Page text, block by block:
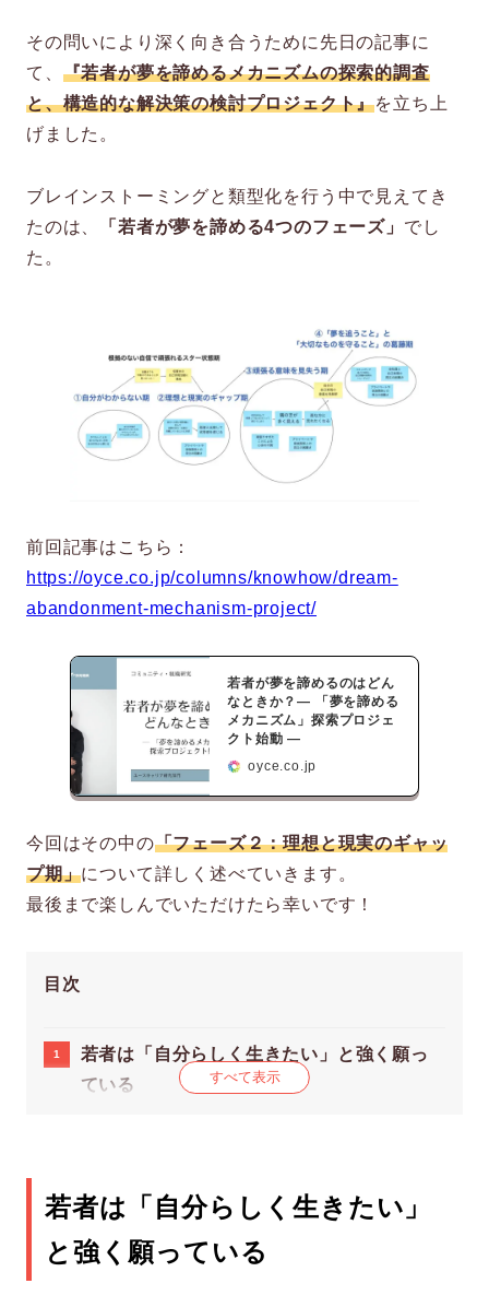
その問いにより深く向き合うために先日の記事に
て、 『若者が夢を諦めるメカニズムの探索的調査
と、構造的な解決策の検討プロジェクト』を立ち上
げました。
ブレインストーミングと類型化を行う中で見えてき
たのは、
「若者が夢を諦める4つのフェーズ」 でし
た。
前回記事はこちら：
https://oyce.co.jp/columns/knowhow/dream-
abandonment-mechanism-project/
若者が夢を諦めるのはどん
なときか？― 「夢を諦める
メカニズム」探索プロジェ
クト始動 ―
oyce.co.jp
今回はその中の「フェーズ２：理想と現実のギャッ
プ期」について詳しく述べていきます。
最後まで楽しんでいただけたら幸いです！
目次
若者は「自分らしく生きたい」と強く願っ
ている
それは「意志の弱さ」ではなく、心の資源
が減っているサインかも
すべて表示
若者は「自分らしく生きたい」
と強く願っている